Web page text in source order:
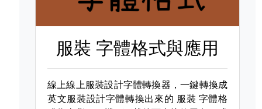
服裝 字體格式與應用
線上線上服裝設計字體轉換器，一鍵轉換成
英文服裝設計字體轉換出來的 服裝 字體格